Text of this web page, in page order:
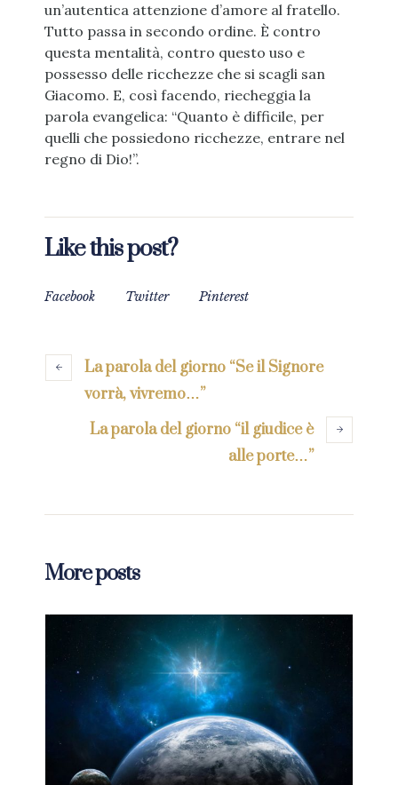
un’autentica attenzione d’amore al fratello.
Tutto passa in secondo ordine. È contro
questa mentalità, contro questo uso e
possesso delle ricchezze che si scagli san
Giacomo. E, così facendo, riecheggia la
parola evangelica: “Quanto è difficile, per
quelli che possiedono ricchezze, entrare nel
regno di Dio!”.
Like this post?
Facebook Twitter Pinterest
La parola del giorno “Se il Signore
vorrà, vivremo…”
La parola del giorno “il giudice è
alle porte…”
More posts